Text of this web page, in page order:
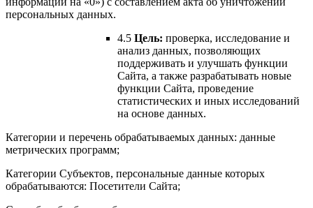
персональных данных.
4.5 Цель: проверка, исследование и
анализ данных, позволяющих
поддерживать и улучшать функции
Сайта, а также разрабатывать новые
функции Сайта, проведение
статистических и иных исследований
на основе данных.
Категории и перечень обрабатываемых данных: данные
метрических программ;
Категории Субъектов, персональные данные которых
обрабатываются: Посетители Сайта;